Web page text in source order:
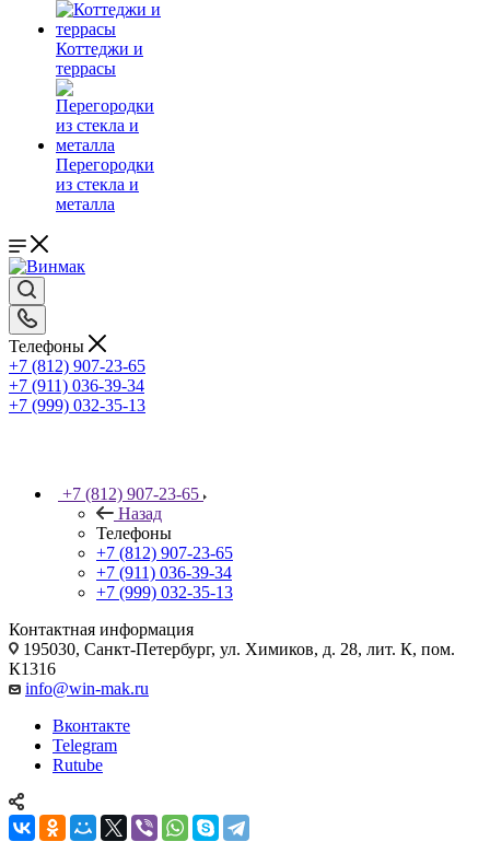
Коттеджи и
террасы
Перегородки
из стекла и
металла
Телефоны
+7 (812) 907-23-65
+7 (911) 036-39-34
+7 (999) 032-35-13
+7 (812) 907-23-65
Назад
Телефоны
+7 (812) 907-23-65
+7 (911) 036-39-34
+7 (999) 032-35-13
Контактная информация
195030, Санкт-Петербург, ул. Химиков, д. 28, лит. К, пом.
К1316
info@win-mak.ru
Вконтакте
Telegram
Rutube